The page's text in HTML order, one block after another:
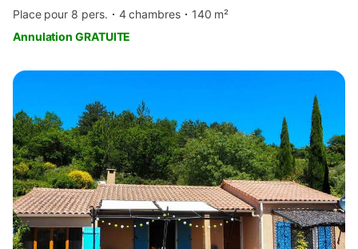
Place pour 8 pers.
4 chambres
140 m²
Annulation GRATUITE